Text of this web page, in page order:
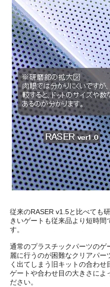
従来のRASER v1.5と比べても
きいゲートも従来品より短時間
す。
通常のプラスチックパーツの
麗に行うのが困難なクリアパー
く出てしまう旧キットの合わせ
ゲートや合わせ目の大きさによ
ださい。